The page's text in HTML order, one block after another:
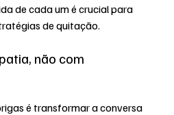
de cada um é crucial para
de quitação.
não com
é transformar a conversa